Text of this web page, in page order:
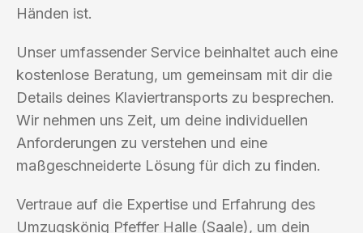
Händen ist.
Unser umfassender Service beinhaltet auch eine
kostenlose Beratung, um gemeinsam mit dir die
Details deines Klaviertransports zu besprechen.
Wir nehmen uns Zeit, um deine individuellen
Anforderungen zu verstehen und eine
maßgeschneiderte Lösung für dich zu finden.
Vertraue auf die Expertise und Erfahrung des
Umzugskönig Pfeffer Halle (Saale), um dein